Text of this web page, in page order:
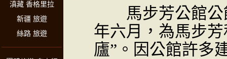
滇藏 香格里拉
新疆 旅遊
絲路 旅遊
馬步芳公館公
年六月，為馬步
廬”。因公館許多